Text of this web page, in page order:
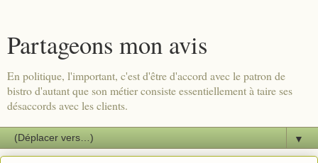
Partageons mon avis
En politique, l'important, c'est d'être d'accord avec le patron de
bistro d'autant que son métier consiste essentiellement à taire ses
désaccords avec les clients.
▼